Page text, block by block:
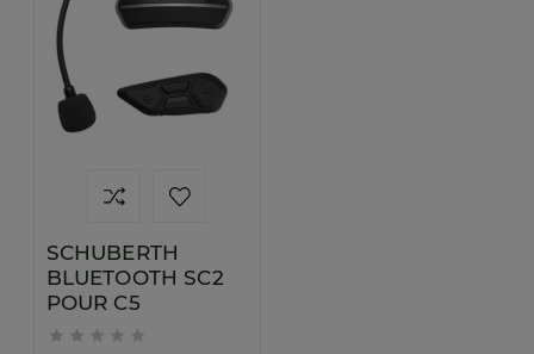
SCHUBERTH
BLUETOOTH SC2
POUR C5
    